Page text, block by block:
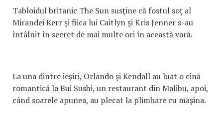
Tabloidul britanic The Sun susţine că fostul soţ al
Mirandei Kerr şi fiica lui Caitlyn şi Kris Jenner s-au
întâlnit în secret de mai multe ori în această vară.
La una dintre ieşiri, Orlando şi Kendall au luat o cină
romantică la Bui Sushi, un restaurant din Malibu, apoi,
când soarele apunea, au plecat la plimbare cu maşina.